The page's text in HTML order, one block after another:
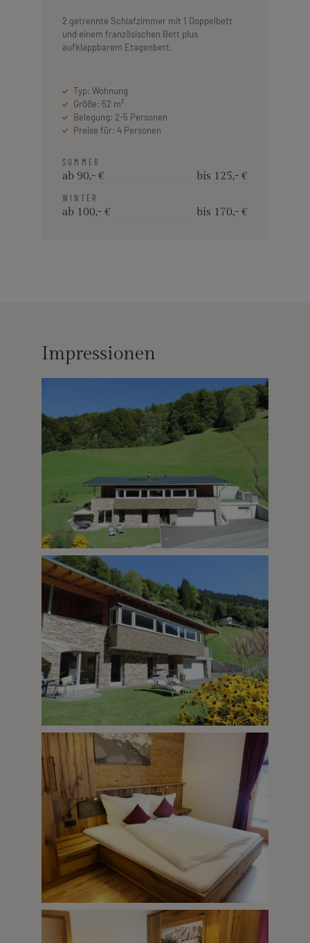
2 getrennte Schlafzimmer mit 1 Doppelbett
und einem französischen Bett plus
aufklappbarem Etagenbett.
Typ: Wohnung
Größe: 52 m²
Belegung: 2-5 Personen
Preise für: 4 Personen
SOMMER
ab 90,- € bis 125,- €
WINTER
ab 100,- € bis 170,- €
Impressionen